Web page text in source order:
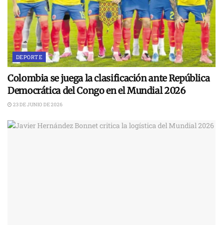
DEPORTE
Colombia se juega la clasificación ante República
Democrática del Congo en el Mundial 2026
23 DE JUNIO DE 2026